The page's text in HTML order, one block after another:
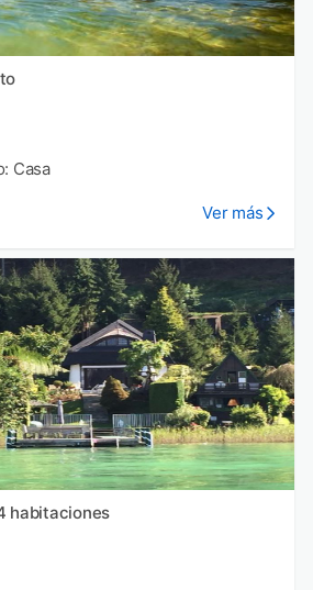
Casa
Ver más
habitaciones